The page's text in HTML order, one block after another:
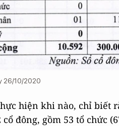
26/10/2020
hiện khi nào, chỉ biết
đông, gồm 53 tổ chức